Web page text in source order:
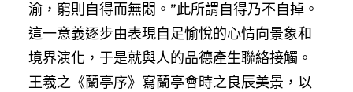
渝，窮則自得而無悶。”此所謂自得乃不自掉。
這一意義逐步由表現自足愉悅的心情向景象和
境界演化，于是就與人的品德產生聯絡接觸。
王羲之《蘭亭序》寫蘭亭會時之良辰美景，以